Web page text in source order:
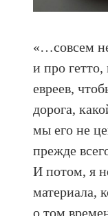
«…совсем
и про
евреев,
дорога,
мы его не
прежде
И потом, я
материала,
о том